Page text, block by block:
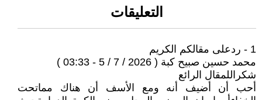
التعليقات
1 - ردعلى مقالكم الكريم
محمد حسين صبيح كبة ( 2026 / 7 / 5 - 03:33 )
شكراللمقال الرائع
أحب أن أضيف أنه ومع الأسف أن هناك مماتحت